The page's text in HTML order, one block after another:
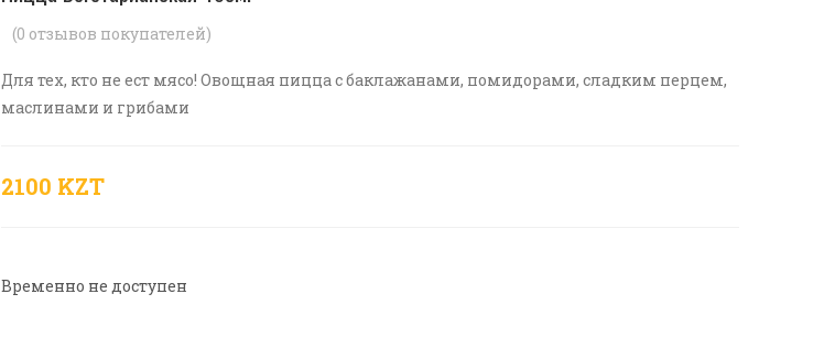
(0 отзывов покупателей)
Для тех, кто не ест мясо! Овощная пицца с баклажанами, помидорами, сладким перцем,
маслинами и грибами
2100 KZT
Временно не доступен